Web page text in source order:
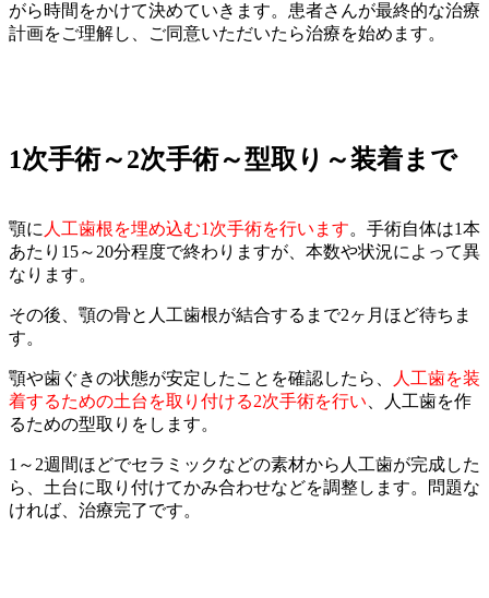
がら時間をかけて決めていきます。患者さんが最終的な治療
計画をご理解し、ご同意いただいたら治療を始めます。
1次手術～2次手術～型取り～装着まで
顎に 人工歯根を埋め込む1次手術を行います。手術自体は1本
あたり15～20分程度で終わりますが、本数や状況によって異
なります。
その後、顎の骨と人工歯根が結合するまで2ヶ月ほど待ちま
す。
顎や歯ぐきの状態が安定したことを確認したら、
人工歯を装
着するための土台を取り付ける2次手術を行い 、人工歯を作
るための型取りをします。
1～2週間ほどでセラミックなどの素材から人工歯が完成した
ら、土台に取り付けてかみ合わせなどを調整します。問題な
ければ、治療完了です。